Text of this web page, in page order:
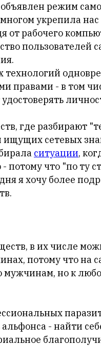
режим
укрепила
от рабочего
пользователей
правами - в том
где разбирают
ищущих сетевых
ситуации,
что "по ту
я хочу более
в их числе
потому что на
мужчинам, но к
- найти